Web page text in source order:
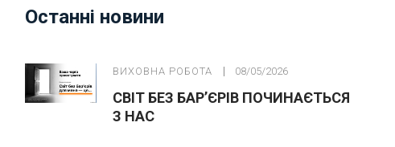
Останні новини
ВИХОВНА РОБОТА 08/05/2026
СВІТ БЕЗ БАР’ЄРІВ ПОЧИНАЄТЬСЯ
З НАС